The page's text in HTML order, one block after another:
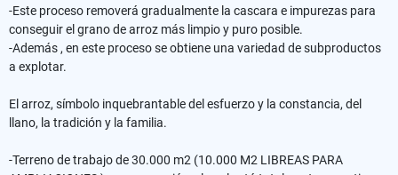
-Este proceso removerá gradualmente la cascara e impurezas para
conseguir el grano de arroz más limpio y puro posible.
-Además , en este proceso se obtiene una variedad de subproductos
a explotar.
El arroz, símbolo inquebrantable del esfuerzo y la constancia, del
llano, la tradición y la familia.
-Terreno de trabajo de 30.000 m2 (10.000 M2 LIBREAS PARA